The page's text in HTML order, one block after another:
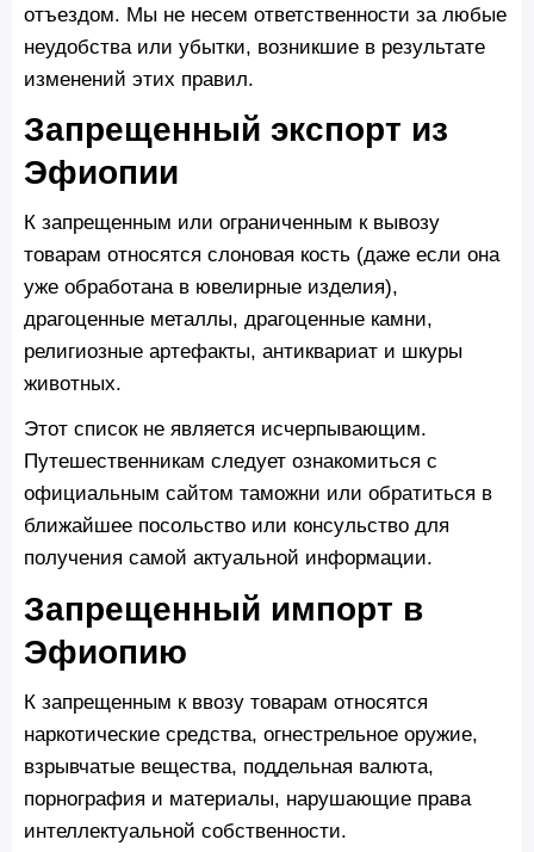
отъездом. Мы не несем ответственности за любые
неудобства или убытки, возникшие в результате
изменений этих правил.
Запрещенный экспорт из
Эфиопии
К запрещенным или ограниченным к вывозу
товарам относятся слоновая кость (даже если она
уже обработана в ювелирные изделия),
драгоценные металлы, драгоценные камни,
религиозные артефакты, антиквариат и шкуры
животных.
Этот список не является исчерпывающим.
Путешественникам следует ознакомиться с
официальным сайтом таможни или обратиться в
ближайшее посольство или консульство для
получения самой актуальной информации.
Запрещенный импорт в
Эфиопию
К запрещенным к ввозу товарам относятся
наркотические средства, огнестрельное оружие,
взрывчатые вещества, поддельная валюта,
порнография и материалы, нарушающие права
интеллектуальной собственности.